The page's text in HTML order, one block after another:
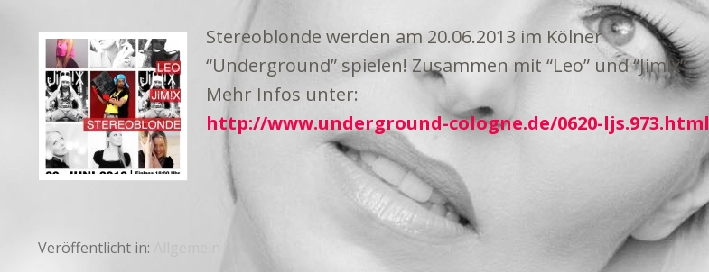
Stereoblonde werden am 20.06.2013 im Kölner
“Underground” spielen! Zusammen mit “Leo” und “Jimix”.
Mehr Infos unter:
http://www.underground-cologne.de/0620-ljs.973.html
Veröffentlicht in: